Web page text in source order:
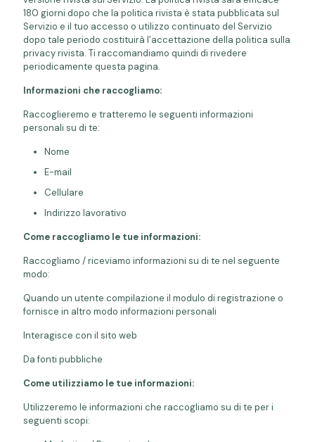
180 giorni dopo che la politica rivista è stata pubblicata sul
Servizio e il tuo accesso o utilizzo continuato del Servizio
dopo tale periodo costituirà l’accettazione della politica sulla
privacy rivista. Ti raccomandiamo quindi di rivedere
periodicamente questa pagina.
Informazioni che raccogliamo:
Raccoglieremo e tratteremo le seguenti informazioni
personali su di te:
Nome
E-mail
Cellulare
Indirizzo lavorativo
Come raccogliamo le tue informazioni:
Raccogliamo / riceviamo informazioni su di te nel seguente
modo:
Quando un utente compilazione il modulo di registrazione o
fornisce in altro modo informazioni personali
Interagisce con il sito web
Da fonti pubbliche
Come utilizziamo le tue informazioni:
Utilizzeremo le informazioni che raccogliamo su di te per i
seguenti scopi: